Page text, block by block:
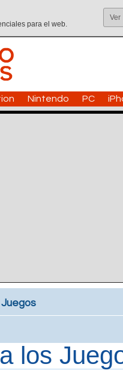
para el web.
Ver
Nintendo PC
Juegos
los